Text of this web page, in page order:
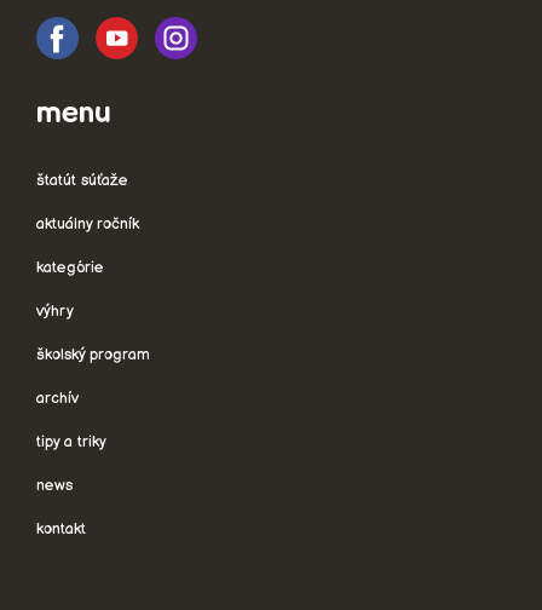
menu
štatút súťaže
aktuálny ročník
kategórie
výhry
školský program
archív
tipy a triky
news
kontakt